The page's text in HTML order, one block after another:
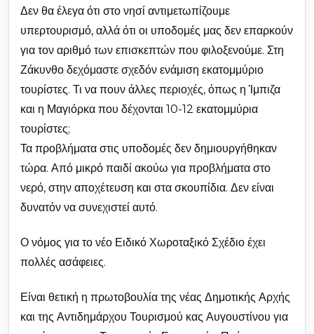
Δεν θα έλεγα ότι στο νησί αντιμετωπίζουμε
υπερτουρισμό, αλλά ότι οι υποδομές μας δεν επαρκούν
για τον αριθμό των επισκεπτών που φιλοξενούμε. Στη
Ζάκυνθο δεχόμαστε σχεδόν ενάμιση εκατομμύριο
τουρίστες. Τι να πουν άλλες περιοχές, όπως η Ίμπιζα
και η Μαγιόρκα που δέχονται 10-12 εκατομμύρια
τουρίστες;
Τα προβλήματα στις υποδομές δεν δημιουργήθηκαν
τώρα. Από μικρό παιδί ακούω για προβλήματα στο
νερό, στην αποχέτευση και στα σκουπίδια. Δεν είναι
δυνατόν να συνεχιστεί αυτό.
Ο νόμος για το νέο Ειδικό Χωροταξικό Σχέδιο έχει
πολλές ασάφειες.
Είναι θετική η πρωτοβουλία της νέας Δημοτικής Αρχής
και της Αντιδημάρχου Τουρισμού κας Αυγουστίνου για